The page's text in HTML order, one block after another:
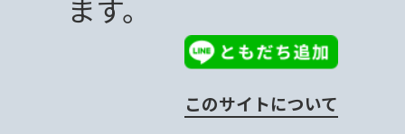
ます。
このサイトについて